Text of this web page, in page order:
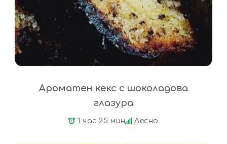
Ароматен кекс с шоколадова
глазура
1 час 25 мин Лесно